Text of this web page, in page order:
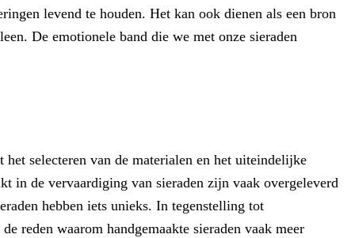
levend te houden. Het kan ook dienen als een bron
De emotionele band die we met onze sieraden
selecteren van de materialen en het uiteindelijke
in de vervaardiging van sieraden zijn vaak overgeleverd
hebben iets unieks. In tegenstelling tot
reden waarom handgemaakte sieraden vaak meer